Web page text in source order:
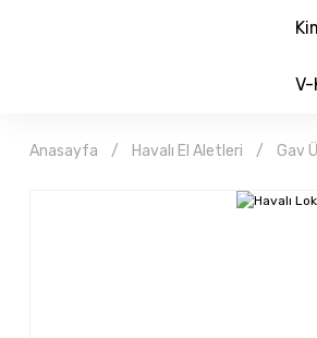
V-
Anasayfa Havalı El Aletleri Gav